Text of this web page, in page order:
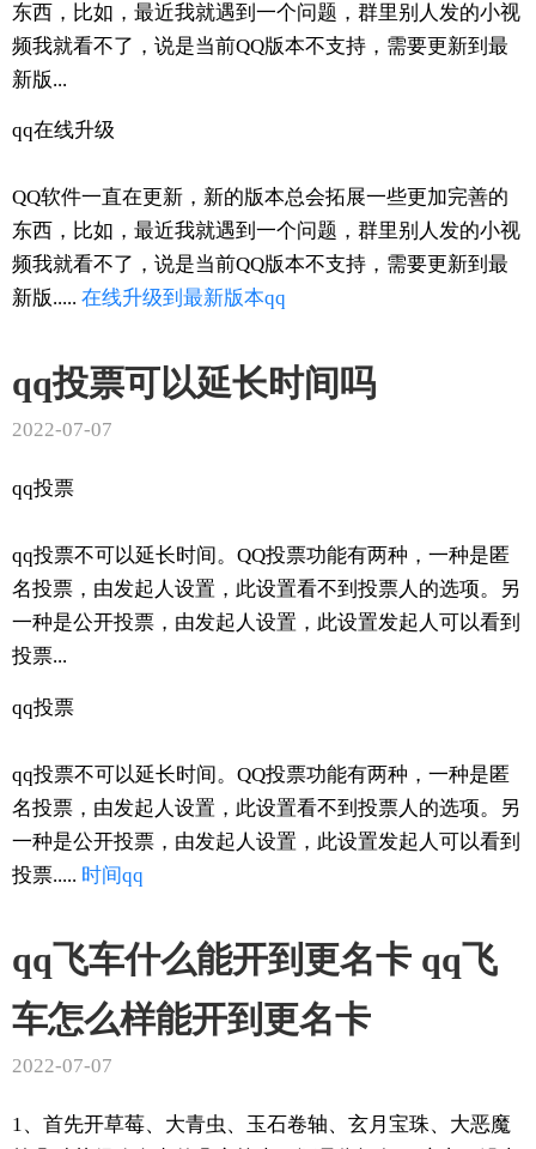
东西，比如，最近我就遇到一个问题，群里别人发的小视
频我就看不了，说是当前QQ版本不支持，需要更新到最
新版...
qq在线升级
QQ软件一直在更新，新的版本总会拓展一些更加完善的
东西，比如，最近我就遇到一个问题，群里别人发的小视
频我就看不了，说是当前QQ版本不支持，需要更新到最
新版..... 在线升级到 最新版本qq
qq投票可以延长时间吗
2022-07-07
qq投票
qq投票不可以延长时间。QQ投票功能有两种，一种是匿
名投票，由发起人设置，此设置看不到投票人的选项。另
一种是公开投票，由发起人设置，此设置发起人可以看到
投票...
qq投票
qq投票不可以延长时间。QQ投票功能有两种，一种是匿
名投票，由发起人设置，此设置看不到投票人的选项。另
一种是公开投票，由发起人设置，此设置发起人可以看到
投票..... 时间qq
qq飞车什么能开到更名卡 qq飞
车怎么样能开到更名卡
2022-07-07
1、首先开草莓、大青虫、玉石卷轴、玄月宝珠、大恶魔